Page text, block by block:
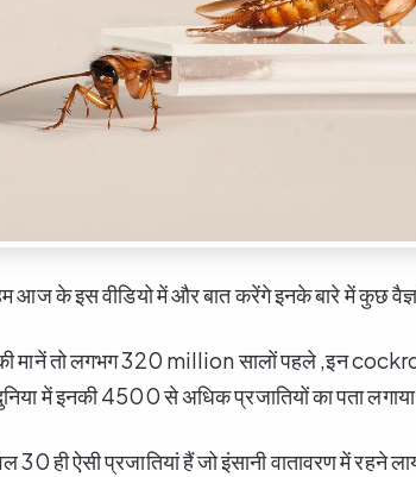
आज के इस वीडियो में और बात करेंगे इनके बारे में कुछ
मानें तो लगभग 320 million सालों पहले ,इन
में इनकी 4500 से अधिक प्रजातियों का पता
30 ही ऐसी प्रजातियां हैं जो इंसानी वातावरण में